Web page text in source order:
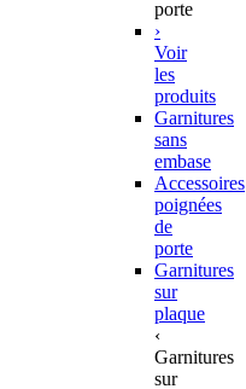
porte
›
Voir
les
produits
Garnitures
sans
embase
Accessoires
poignées
de
porte
Garnitures
sur
plaque
‹
Garnitures
sur